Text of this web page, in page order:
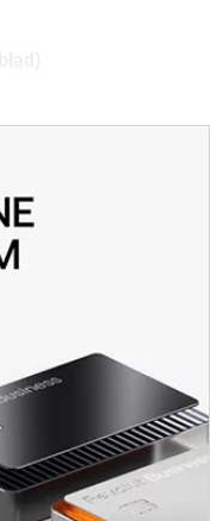
Filia nr 2
nr 2 mieści się
im. Honorowych
Placówka
miasta, w
oraz kwiaciarni
nowym klientom.
do piątku w
zakres usług
dotrzeć zarówno